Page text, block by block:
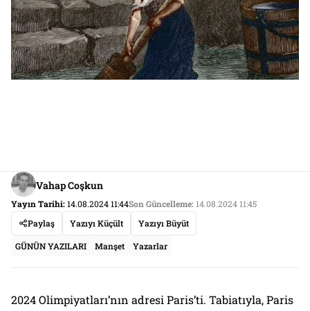
Vahap Coşkun
Yayın Tarihi:14.08.2024 11:44Son Güncelleme:14.08.2024 11:45
Paylaş
Yazıyı Küçült Yazıyı Büyüt
GÜNÜN YAZILARI Manşet Yazarlar
2024 Olimpiyatları’nın adresi Paris’ti. Tabiatıyla, Paris